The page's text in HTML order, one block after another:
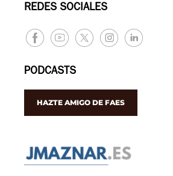
REDES SOCIALES
PODCASTS
HAZTE AMIGO DE FAES